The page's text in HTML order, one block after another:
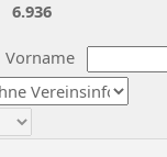
Vorname
6.936